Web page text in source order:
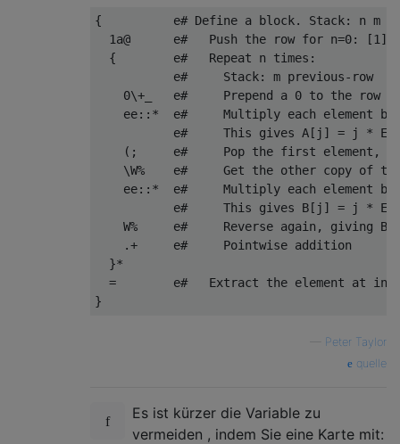
{          e# Define a block. Stack: n m
1a@      e#   Push the row for n=0:
  {        e#   Repeat n times:
           e#     Stack: m previous-row
0\+_   e#     Prepend a 0 to the row
ee::*  e#     Multiply each element by
e#     This gives A[j] = j *
(;     e#     Pop the first element,
\W%    e#     Get the other copy of
ee::*  e#     Multiply each element by
e#     This gives B[j] = j *
W%     e#     Reverse again, giving
    .+     e#     Pointwise addition
  }*
=        e#   Extract the element at
Peter Taylor
quelle
Es ist kürzer die Variable zu
vermeiden , indem Sie eine Karte mit: